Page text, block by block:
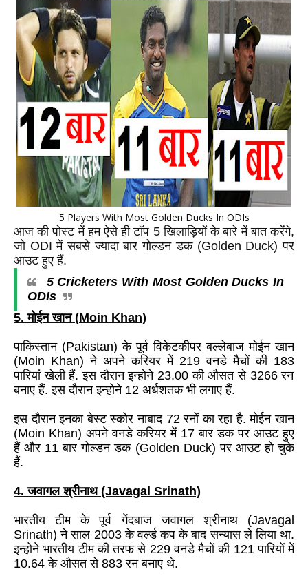
5 Players With Most Golden Ducks In ODIs
आज की पोस्ट में हम ऐसे ही टॉप 5 खिलाड़ियों के बारे में बात करेंगे,
जो ODI में सबसे ज्यादा बार गोल्डन डक (Golden Duck) पर
आउट हुए हैं.
5 Cricketers With Most Golden Ducks In
ODIs
5. मोईन खान (Moin Khan)
पाकिस्तान (Pakistan)के पूर्व विकेटकीपर बल्लेबाज मोईन खान
(Moin Khan) ने अपने करियर में 219 वनडे मैचों की 183
पारियां खेली हैं. इस दौरान इन्होने 23.00 की औसत से 3266रन
बनाए हैं. इस दौरान इन्होने 12 अर्धशतक भी लगाए हैं.
इस दौरान इनका बेस्ट स्कोर नाबाद 72रनों का रहा है. मोईन खान
(Moin Khan) अपने वनडे करियर में 17 बार डक पर आउट हुए
हैं और 11 बार गोल्डन डक (Golden Duck) पर आउट हो चुके
हैं.
4. जवागल श्रीनाथ(Javagal Srinath)
भारतीय टीम के पूर्व गेंदबाज जवागल श्रीनाथ (Javagal
Srinath)ने साल 2003के वर्ल्ड कप के बाद सन्यास ले लिया था.
इन्होने भारतीय टीम की तरफ से 229वनडे मैचों की 121पारियों में
10.64के औसत से 883रन बनाए थे.